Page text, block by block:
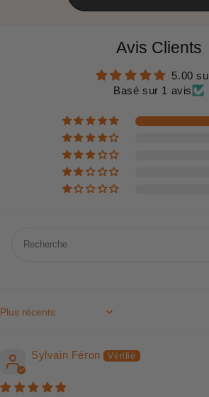
Avis Clients
5.00
Basé sur 1 avis
Sort by
Sylvain Féron